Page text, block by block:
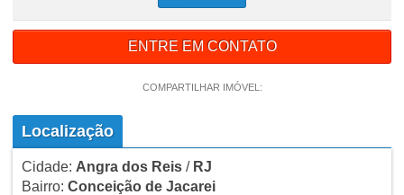
ENTRE EM CONTATO
COMPARTILHAR IMÓVEL:
Localização
Cidade: Angra dos Reis/ RJ
Bairro: Conceição de Jacarei